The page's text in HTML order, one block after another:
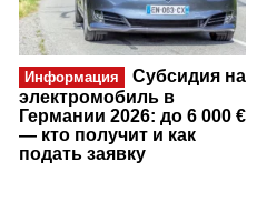
Информация
Субсидия на
электромобиль в
Германии 2026: до 6 000 €
— кто получит и как
подать заявку